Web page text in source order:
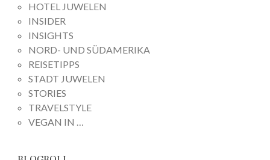
HOTEL JUWELEN
INSIDER
INSIGHTS
NORD- UND SÜDAMERIKA
REISETIPPS
STADT JUWELEN
STORIES
TRAVELSTYLE
VEGAN IN …